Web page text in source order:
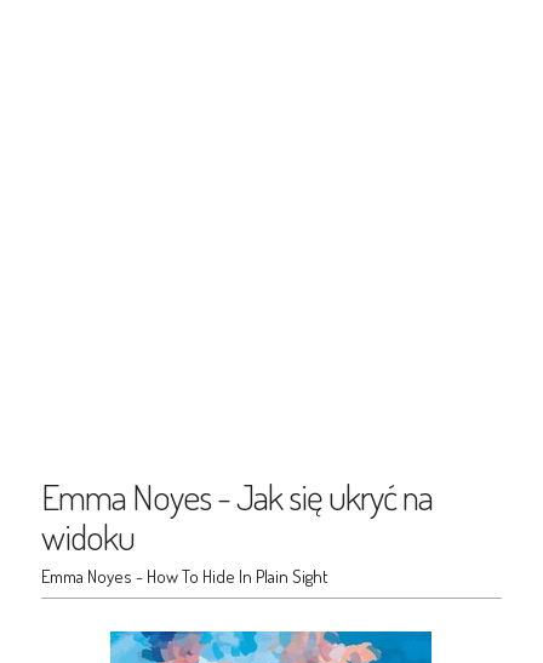
Emma Noyes - Jak się ukryć na
widoku
Emma Noyes - How To Hide In Plain Sight